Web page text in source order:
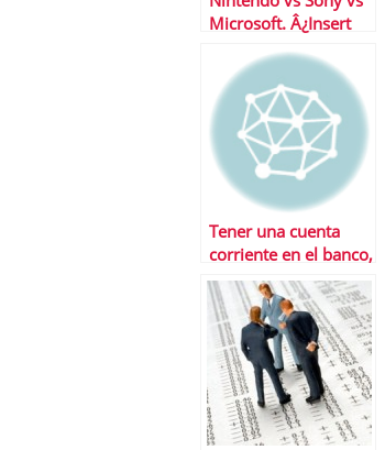
Microsoft. Â¿Insert
Tener una cuenta
corriente en el banco,
un servicio cada vez
mÃ¡s caro en EEUU y
en Europa